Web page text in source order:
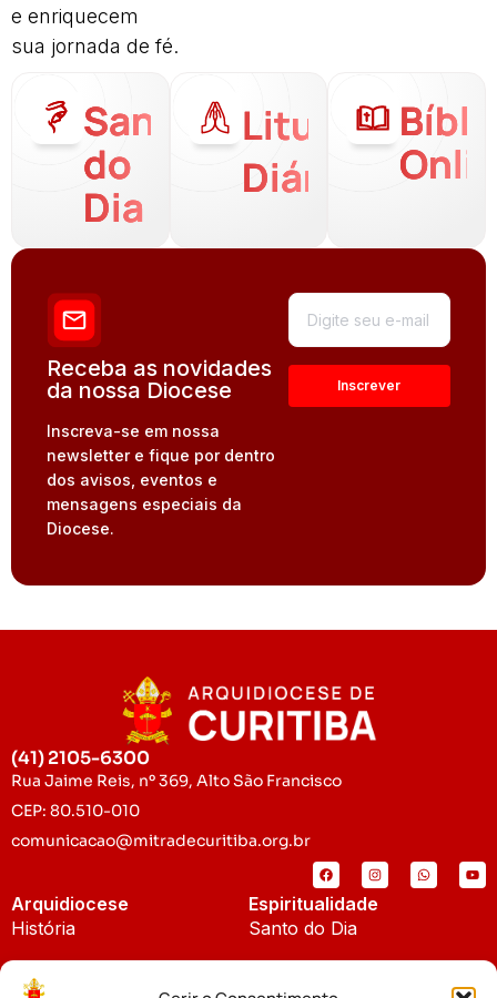
e enriquecem
sua jornada de fé.
Santo
do
Dia
Liturgia
Diária
Receba as novidades
da nossa Diocese
Inscreva-se em nossa
newsletter e fique por dentro
dos avisos, eventos e
mensagens especiais da
Diocese.
(41) 2105-6300
Rua Jaime Reis, nº 369, Alto São Francisco
CEP: 80.510-010
comunicacao@mitradecuritiba.org.br
Arquidiocese
História
Padroeira
Espiritualidade
Santo do Dia